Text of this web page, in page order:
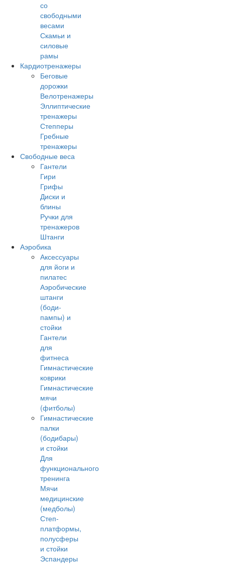
со
свободными
весами
Скамьи и
силовые
рамы
Кардиотренажеры
Беговые
дорожки
Велотренажеры
Эллиптические
тренажеры
Степперы
Гребные
тренажеры
Свободные веса
Гантели
Гири
Грифы
Диски и
блины
Ручки для
тренажеров
Штанги
Аэробика
Аксессуары
для йоги и
пилатес
Аэробические
штанги
(боди-
пампы) и
стойки
Гантели
для
фитнеса
Гимнастические
коврики
Гимнастические
мячи
(фитболы)
Гимнастические
палки
(бодибары)
и стойки
Для
функционального
тренинга
Мячи
медицинские
(медболы)
Степ-
платформы,
полусферы
и стойки
Эспандеры